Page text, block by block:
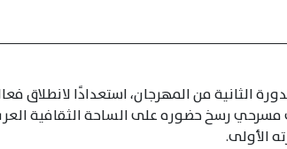
الثانية من المهرجان، استعدادًا لانطلاق
إلى 22 سبتمبر 2026، في حدث مسرحي رسخ حضوره على الساحة الثقافية
الأولى.